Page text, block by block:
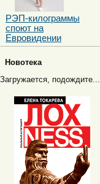
РЭП-килограммы
споют на
Евровидении
Новотека
Загружается, подождите...